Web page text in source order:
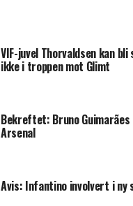
VIF-juvel Thorvaldsen kan
ikke i troppen mot Glimt
Bekreftet: Bruno
Arsenal
Avis: Infantino involvert i ny